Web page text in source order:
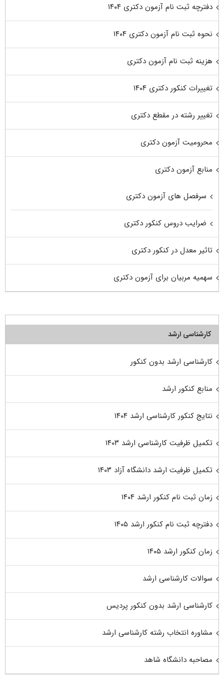
دفترچه ثبت نام آزمون دکتری ۱۴۰۴
نحوه ثبت نام آزمون دکتری ۱۴۰۴
هزینه ثبت نام آزمون دکتری
تغییرات کنکور دکتری ۱۴۰۴
تغییر رشته در مقطع دکتری
محرومیت آزمون دکتری
منابع آزمون دکتری
سرفصل های آزمون دکتری
ضرایب دروس کنکور دکتری
تاثیر معدل در کنکور دکتری
سهمیه مربیان برای آزمون دکتری
کارشناسی ارشد
کارشناسی ارشد بدون کنکور
منابع کنکور ارشد
نتایج کنکور کارشناسی ارشد ۱۴۰۴
تکمیل ظرفیت کارشناسی ارشد ۱۴۰۳
تکمیل ظرفیت ارشد دانشگاه آزاد ۱۴۰۳
زمان ثبت نام کنکور ارشد ۱۴۰۴
دفترچه ثبت نام کنکور ارشد ۱۴۰۵
زمان کنکور ارشد ۱۴۰۵
سوالات کارشناسی ارشد
کارشناسی ارشد بدون کنکور پردیس
مشاوره انتخاب رشته کارشناسی ارشد
مصاحبه دانشگاه شاهد